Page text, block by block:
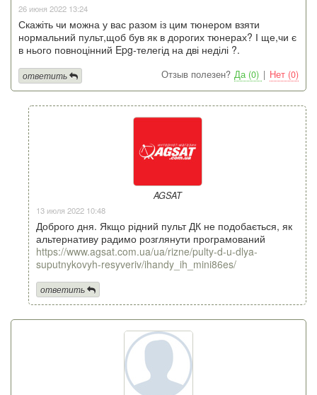
26 июня 2022 13:24
Скажіть чи можна у вас разом із цим тюнером взяти
нормальний пульт,щоб був як в дорогих тюнерах? І ще,чи є
в нього повноцінний Epg-телегід на дві неділі ?.
Отзыв полезен? Да (0) | Нет (0)
ответить
AGSAT
13 июля 2022 10:48
Доброго дня. Якщо рідний пульт ДК не подобається, як
альтернативу радимо розглянути програмований
https://www.agsat.com.ua/ua/rizne/pulty-d-u-dlya-
suputnykovyh-resyveriv/ihandy_ih_mini86es/
ответить